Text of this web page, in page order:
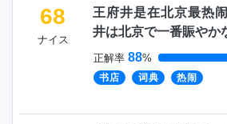
68
ナイス
王府井是在北京最热
井は北京で一番賑やか
正解率 88%
书店 词典 热闹